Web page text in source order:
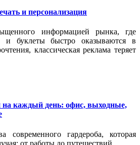
и персонализация
информацией рынка, где
и буклеты быстро оказываются в
классическая реклама теряет
на каждый день: офис, выходные,
гардероба, которая
от работы до путешествий